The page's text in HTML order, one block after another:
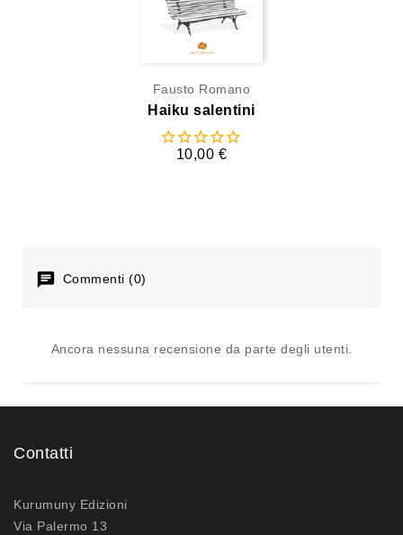
Fausto Romano
Haiku salentini
10,00 €
Commenti (0)
Ancora nessuna recensione da parte degli utenti.
Contatti
Kurumuny Edizioni
Via Palermo 13